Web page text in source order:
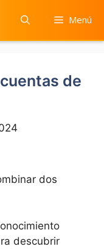
Menú
de
dos
descubrir​